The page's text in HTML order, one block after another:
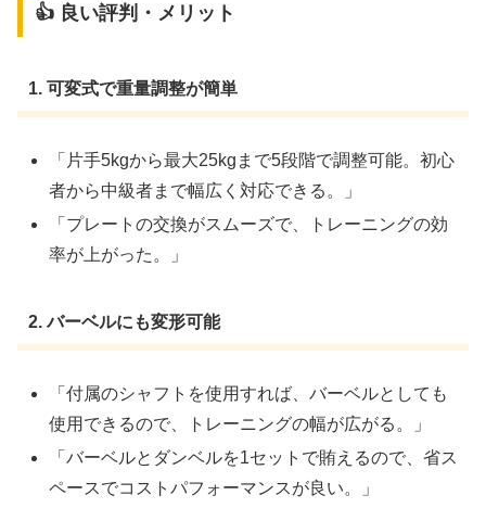
👍 良い評判・メリット
1. 可変式で重量調整が簡単
「片手5kgから最大25kgまで5段階で調整可能。初心
者から中級者まで幅広く対応できる。」
「プレートの交換がスムーズで、トレーニングの効
率が上がった。」
2.バーベルにも変形可能
「付属のシャフトを使用すれば、バーベルとしても
使用できるので、トレーニングの幅が広がる。」
「バーベルとダンベルを1セットで賄えるので、省ス
ペースでコストパフォーマンスが良い。」